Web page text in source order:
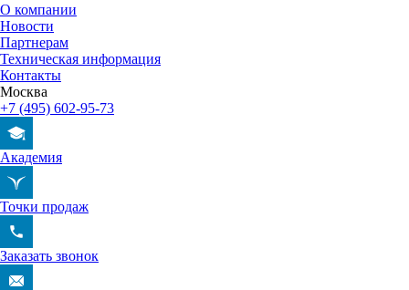
О компании
Новости
Партнерам
Техническая информация
Контакты
Москва
+7 (495) 602-95-73
Академия
Точки продаж
Заказать звонок